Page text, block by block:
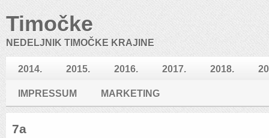
Timočke
NEDELJNIK TIMOČKE KRAJINE
2014. 2015. 2016. 2017. 2018.
IMPRESSUM MARKETING
7a